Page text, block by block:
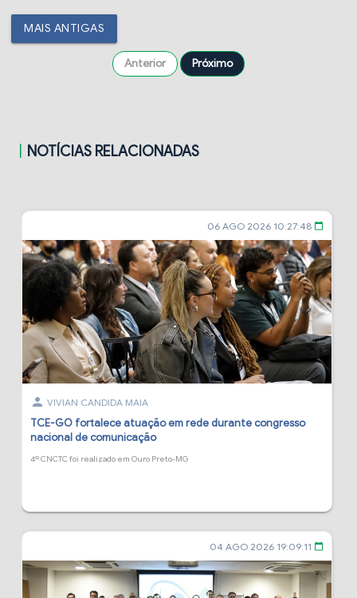
MAIS ANTIGAS
Anterior Próximo
NOTÍCIAS RELACIONADAS
06 AGO 2026 10:27:48 calendar_today
person VIVIAN CANDIDA MAIA
TCE-GO fortalece atuação em rede durante congresso
nacional de comunicação
4º CNCTC foi realizado em Ouro Preto-MG
04 AGO 2026 19:09:11 calendar_today